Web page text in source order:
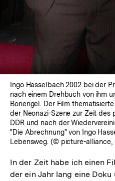
Ingo Hasselbach 2002 bei der
nach einem Drehbuch von ihm
Bonengel. Der Film
der Neonazi-Szene zur Zeit des
DDR und nach der
"Die Abrechnung" von Ingo
Lebensweg. (© picture-alliance,
In der Zeit habe ich einen
der ein Jahr lang eine